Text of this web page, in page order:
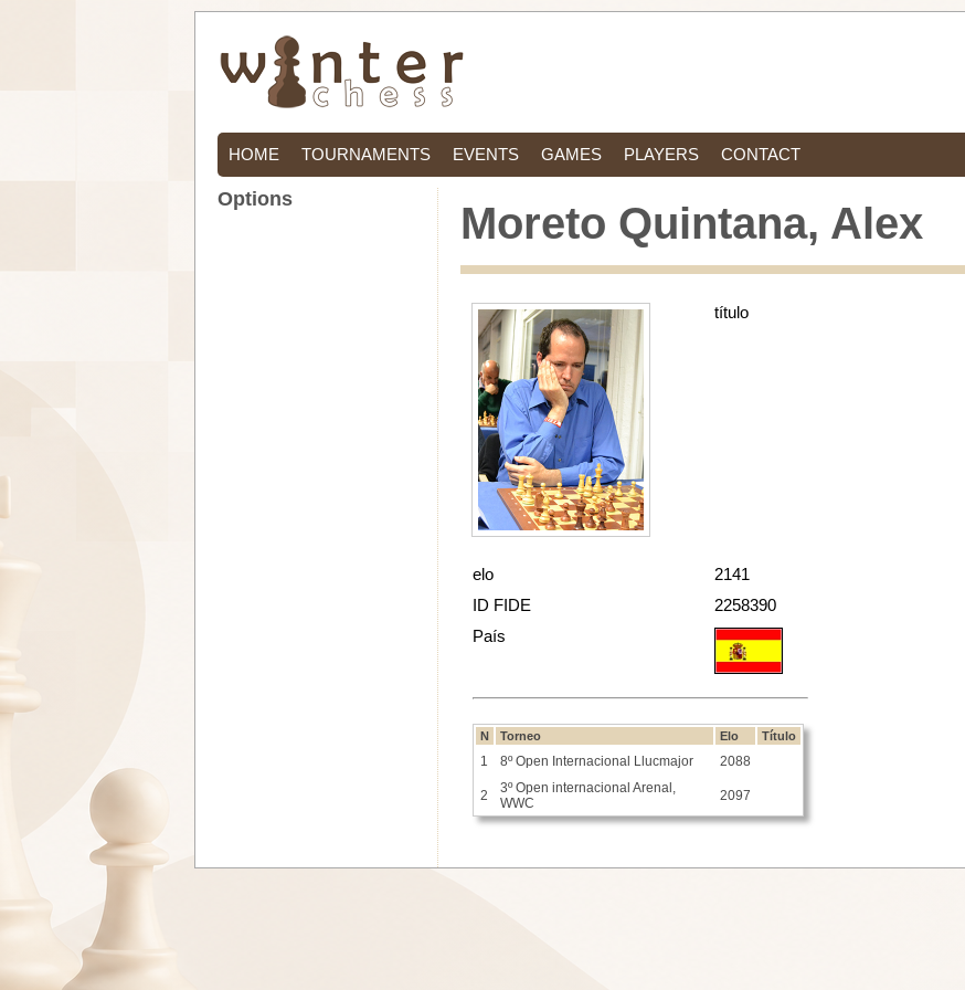
HOME TOURNAMENTS EVENTS GAMES PLAYERS CONTACT
Moreto Quintana, Alex
título
elo
2141
ID FIDE
2258390
País
N Torneo Elo Título
1 8º Open Internacional Llucmajor 2088
2
3º Open internacional Arenal,
WWC
2097
Options